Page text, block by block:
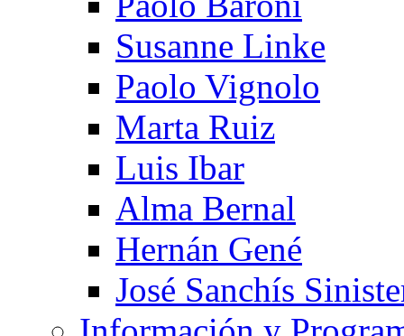
Susanne Linke
Paolo Vignolo
Marta Ruiz
Luis Ibar
Alma Bernal
Hernán Gené
José Sanchís